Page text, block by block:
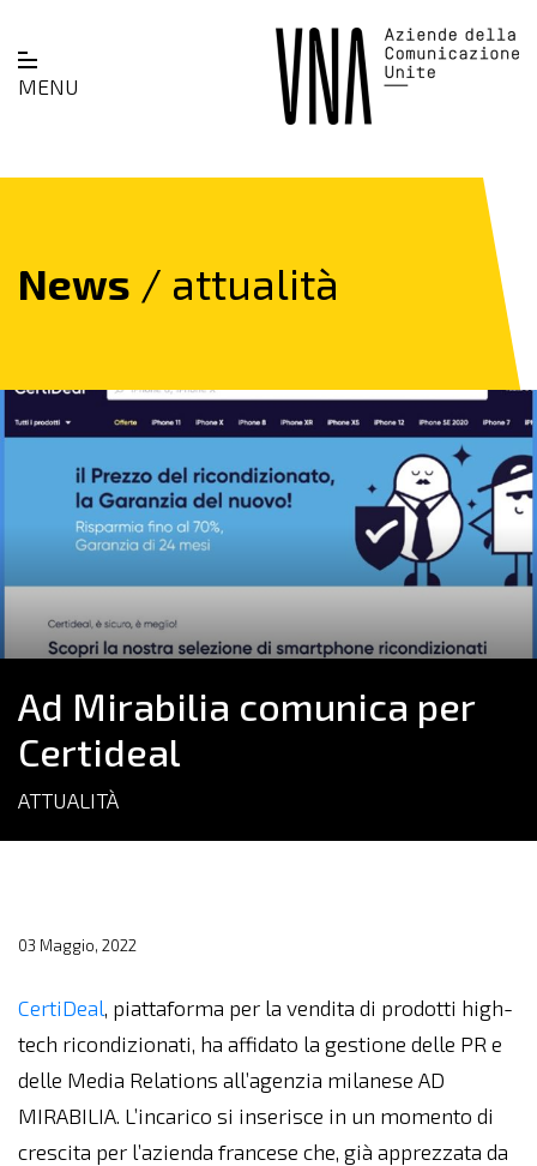
MENU
News / attualità
Ad Mirabilia comunica per
Certideal
ATTUALITÀ
03 Maggio, 2022
CertiDeal, piattaforma per la vendita di prodotti high-
tech ricondizionati, ha affidato la gestione delle PR e
delle Media Relations all’agenzia milanese AD
MIRABILIA. L’incarico si inserisce in un momento di
crescita per l’azienda francese che, già apprezzata da